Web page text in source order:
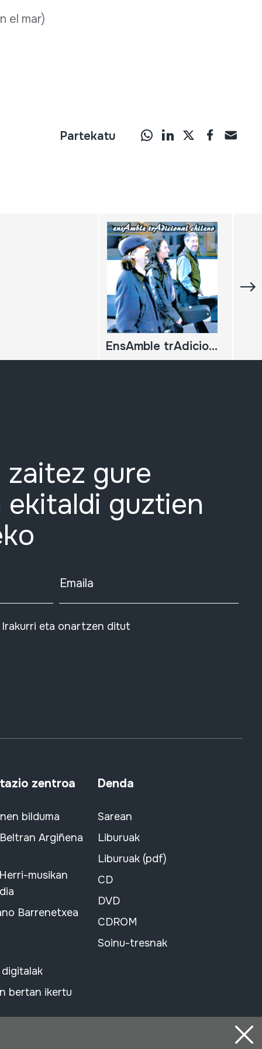
el mar)
Partekatu
EnsAmble trAdicional chileno
gure
guztien
Emaila
eta onartzen ditut
zentroa
bilduma
Argiñena
musikan
Barrenetxea
bertan ikertu
Denda
Sarean
Liburuak
Liburuak (pdf)
CD
DVD
CDROM
Soinu-tresnak